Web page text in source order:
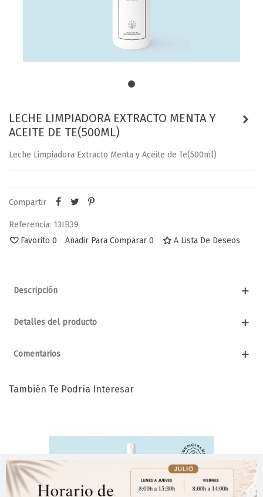
LECHE LIMPIADORA EXTRACTO MENTA Y
ACEITE DE TE(500ML)
Leche Limpiadora Extracto Menta y Aceite de Te(500ml)
Compartir
Referencia: 13IB39
Favorito 0 Añadir Para Comparar 0 A Lista De Deseos
Descripción
Detalles del producto
Comentarios
También Te Podría Interesar